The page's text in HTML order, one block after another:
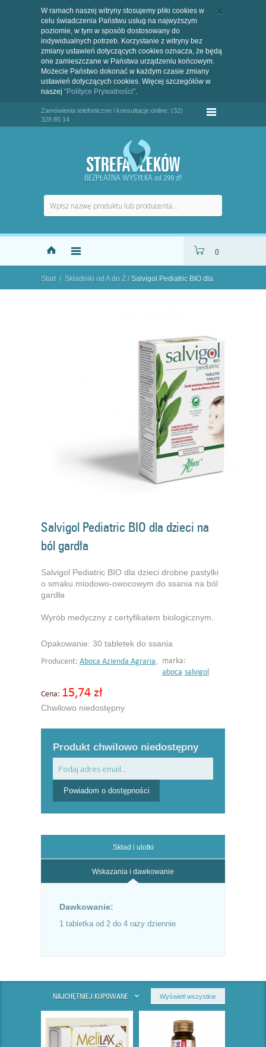
W ramach naszej witryny stosujemy pliki cookies w
celu świadczenia Państwu usług na najwyższym
poziomie, w tym w sposób dostosowany do
indywidualnych potrzeb. Korzystanie z witryny bez
zmiany ustawień dotyczących cookies oznacza, że będą
one zamieszczane w Państwa urządzeniu końcowym.
Możecie Państwo dokonać w każdym czasie zmiany
ustawień dotyczących cookies. Więcej szczegółów w
naszej "Polityce Prywatności".
Zamówienia telefoniczne i konsultacje online: (32)
328 85 14
BEZPŁATNA WYSYŁKA od 299 zł!
0
Start / Składniki od A do Ż / Salvigol Pediatric BIO dla
Salvigol Pediatric BIO dla dzieci na
ból gardła
Salvigol Pediatric BIO dla dzieci drobne pastylki
o smaku miodowo-owocowym do ssania na ból
gardła
Wyrób medyczny z certyfikatem biologicznym.
Opakowanie: 30 tabletek do ssania
Producent: Aboca Azienda Agraria
marka:
aboca salvigol
Cena: 15,74 zł
Chwilowo niedostępny
Produkt chwilowo niedostępny
Powiadom o dostępności
Skład i ulotki
Wskazania i dawkowanie
Dawkowanie:
1 tabletka od 2 do 4 razy dziennie
NAJCHĘTNIEJ KUPOWANE Wyświetl wszystkie